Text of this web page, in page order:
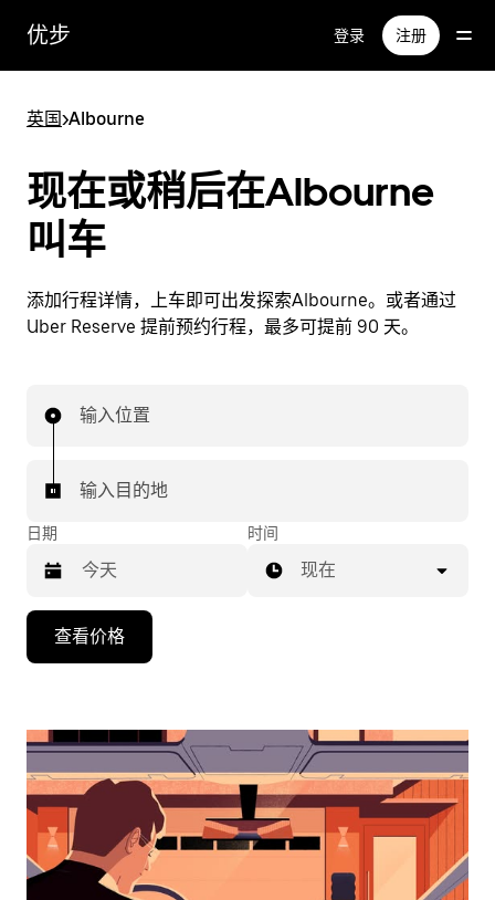
优步 登录 注册
英国>Albourne
现在或稍后在Albourne
叫车
添加行程详情，上车即可出发探索Albourne。或者通过
Uber Reserve 提前预约行程，最多可提前 90 天。
输入位置
输入目的地
日期
向
头
浏
日
时间
现在
查看价格